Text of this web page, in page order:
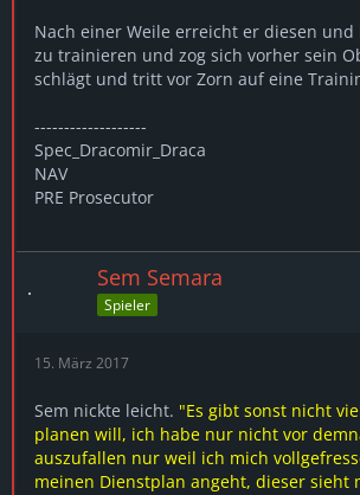
Nach einer Weile erreicht er diesen
zu trainieren und zog sich vorher sein
schlägt und tritt vor Zorn auf eine
-------------------
Spec_Dracomir_Draca
NAV
PRE Prosecutor
Sem Semara
Spieler
15. März 2017
Sem nickte leicht. "Es gibt sonst nicht
planen will, ich habe nur nicht vor
auszufallen nur weil ich mich
meinen Dienstplan angeht, dieser sieht